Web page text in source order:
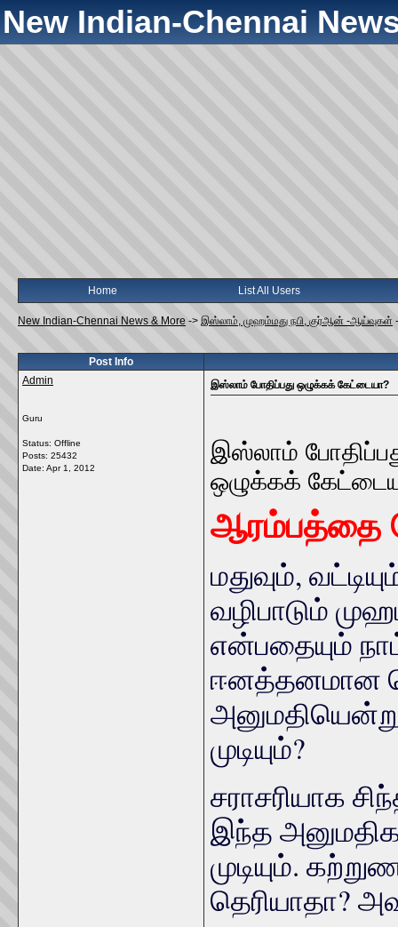
New Indian-Chennai
Home List All Users
New Indian-Chennai News & More -> இஸ்லாம், முஹம்மது நபி, குர்ஆன் -ஆய்வுகள்
Post Info
Admin
Guru
Status: Offline
Posts: 25432
Date: Apr 1, 2012
இஸ்லாம் போதிப்பது ஒழுக்கக் கேட்டையா?
இஸ்லாம்
ஒழுக்கக்
ஆரம்பத்தை
மதுவும்,
வழிபாடும்
என்பதையும்
ஈனத்தனமான
முடியும்?
சராசரியாக
இந்த
முடியும்.
தெரியாதா?